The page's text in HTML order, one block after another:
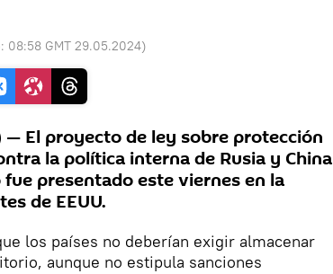
08:58 GMT 29.05.2024)
— El proyecto de ley sobre protección
la política interna de Rusia y China
presentado este viernes en la
de EEUU.
los países no deberían exigir almacenar
aunque no estipula sanciones